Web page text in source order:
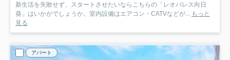
新生活を失敗せず、スタートさせたいならこちらの「レオパレス向日
葵」はいかがでしょうか。室内設備はエアコン・CATVなどが...
もっと
見る
アパート